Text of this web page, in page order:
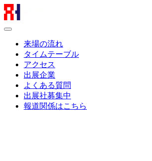
来場の流れ
タイムテーブル
アクセス
出展企業
よくある質問
出展社募集中
報道関係はこちら